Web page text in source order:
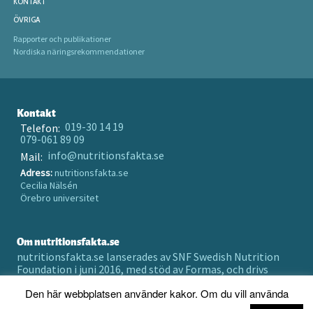
ÖVRIGA
Rapporter och publikationer
Nordiska näringsrekommendationer
Kontakt
Telefon: 019-30 14 19
079-061 89 09
Mail: info@nutritionsfakta.se
Adress:nutritionsfakta.se
Cecilia Nälsén
Örebro universitet
Om nutritionsfakta.se
nutritionsfakta.se lanserades av SNF Swedish Nutrition
Foundation i juni 2016, med stöd av Formas, och drivs
Den här webbplatsen använder kakor. Om du vill använda